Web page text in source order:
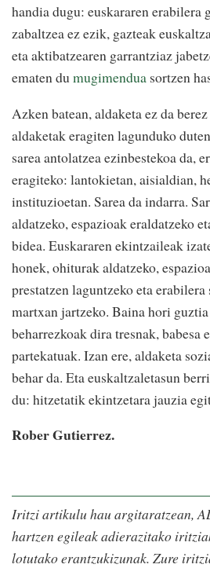
handia dugu: euskararen erabilera
zabaltzea ez ezik, gazteak
eta aktibatzearen garrantziaz
ematen dumugimendua sortzen
Azken batean, aldaketa ez da
aldaketak eragiten lagunduko
sarea antolatzea ezinbestekoa da,
eragiteko: lantokietan, aisialdian,
instituzioetan. Sarea da indarra.
aldatzeko, espazioak eraldatzeko
bidea. Euskararen ekintzaileak
honek, ohiturak aldatzeko,
prestatzen laguntzeko eta
martxan jartzeko. Baina hori
beharrezkoak dira tresnak, babesa
partekatuak. Izan ere, aldaketa
behar da. Eta euskaltzaletasun
du: hitzetatik ekintzetara jauzia
Rober Gutierrez.
Iritzi artikulu hau argitaratzean,
hartzen egileak adierazitako
lotutako erantzukizunak. Zure